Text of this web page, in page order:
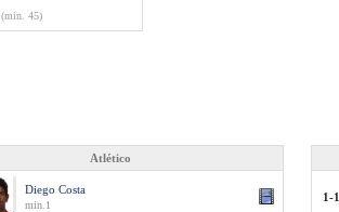
(min. 45)
Atlético
Diego Costa
min.1
1-1